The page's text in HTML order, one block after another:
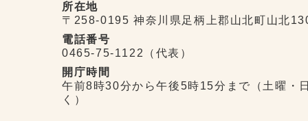
所在地
〒258-0195 神奈川県足柄上郡山北町山北
電話番号
0465-75-1122（代表）
開庁時間
午前8時30分から午後5時15分まで（土曜・
く）